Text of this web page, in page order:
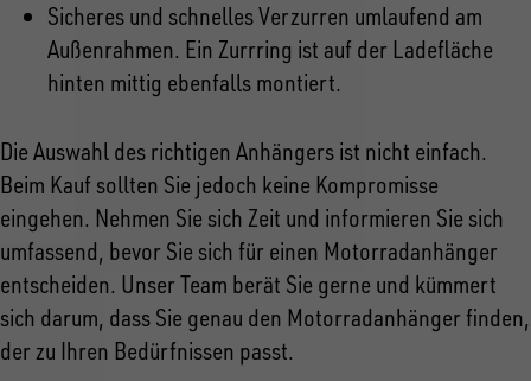
Sicheres und schnelles Verzurren umlaufend am
Außenrahmen. Ein Zurrring ist auf der Ladefläche
hinten mittig ebenfalls montiert.
Die Auswahl des richtigen Anhängers ist nicht einfach.
Beim Kauf sollten Sie jedoch keine Kompromisse
eingehen. Nehmen Sie sich Zeit und informieren Sie sich
umfassend, bevor Sie sich für einen Motorradanhänger
entscheiden. Unser Team berät Sie gerne und kümmert
sich darum, dass Sie genau den Motorradanhänger finden,
der zu Ihren Bedürfnissen passt.